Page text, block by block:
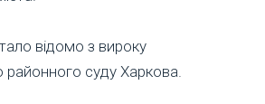
відомо з вироку
районного суду Харкова.